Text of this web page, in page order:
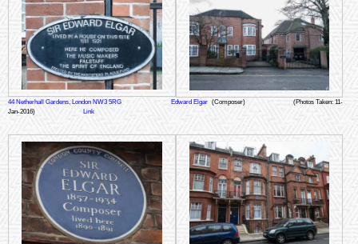
44 Netherhall Gardens, London NW3 5RG Edward Elgar (Composer)
(Photos Taken: 11-
Jan-2016)
Link